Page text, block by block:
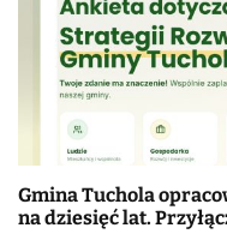
Gmina Tuchola
na dziesięć lat.